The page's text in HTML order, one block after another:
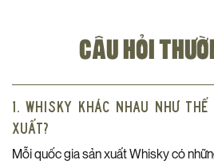
CÂU HỎI
1. Whisky khác nhau như
xuất?
Mỗi quốc gia sản xuất Whisky có